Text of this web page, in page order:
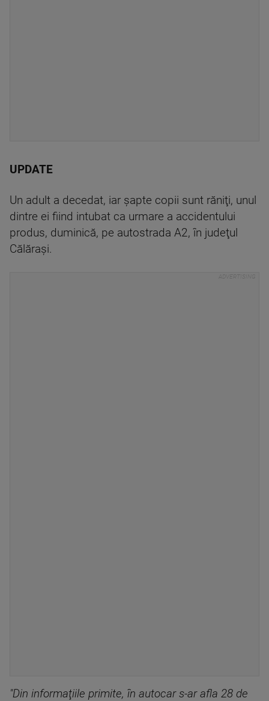
UPDATE
Un adult a decedat, iar şapte copii sunt răniţi, unul
dintre ei fiind intubat ca urmare a accidentului
produs, duminică, pe autostrada A2, în judeţul
Călăraşi.
"Din informaţiile primite, în autocar s-ar afla 28 de